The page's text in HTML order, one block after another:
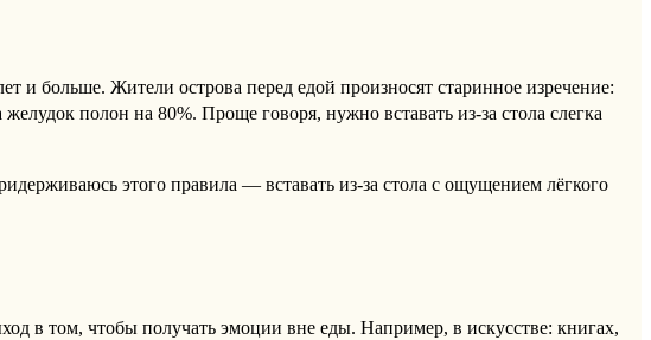
и больше. Жители острова перед едой произносят старинное изречение:
полон на 80%. Проще говоря, нужно вставать из-за стола слегка
этого правила — вставать из-за стола с ощущением лёгкого
в том, чтобы получать эмоции вне еды. Например, в искусстве: книгах,